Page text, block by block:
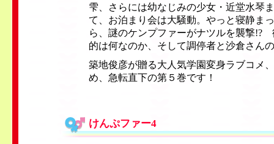
雫、さらには幼なじみの少女・近堂水琴
て、お泊まり会は大騒動。やっと寝静ま
ら、謎のケンプファーがナツルを襲撃!?
的は何なのか、そして調停者と沙倉さ
築地俊彦が贈る大人気学園変身ラブコメ
め、急転直下の第５巻です！
けんぷファー4